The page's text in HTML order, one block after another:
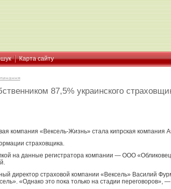
Карта сайту
87,5% украинского
компания «Вексель-Жизнь» стала кипрская компания
страховщика.
на данные регистратора компании — ООО
директор страховой компании «Вексель» Василий
«Однако это пока только на стадии переговоров»,